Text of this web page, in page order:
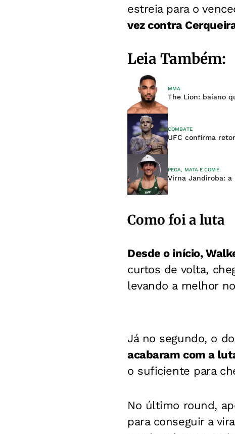
estreia para o
vez contra
Leia Também:
MMA
The Lion: baiano
COMBATE
UFC confirma
PEGA, MATA E COME
Virna Jandiroba: a
Como foi a luta
Desde o início,
curtos de volta,
levando a melhor
Já no segundo, o
acabaram com a
o suficiente para
No último round,
para conseguir a